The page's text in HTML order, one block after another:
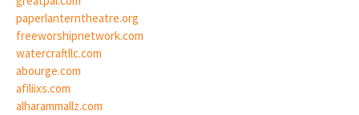
paperlanterntheatre.org
freeworshipnetwork.com
watercraftllc.com
abourge.com
afiliixs.com
alharammallz.com